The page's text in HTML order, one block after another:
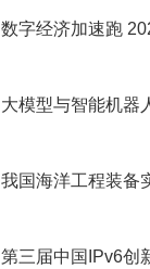
数字经济加速跑 2023年我国数字
大模型与智能机器人引领未
我国海洋工程装备实现历史性突破：
第三届中国IPv6创新发展